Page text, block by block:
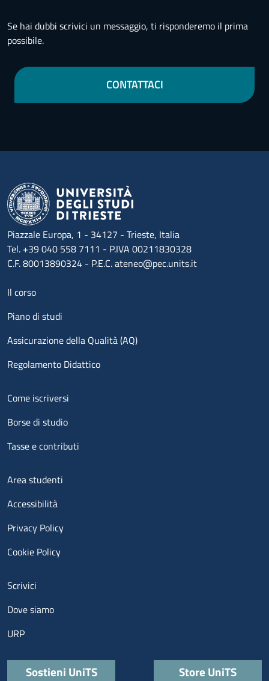
Se hai dubbi scrivici un messaggio, ti risponderemo il prima
possibile.
CONTATTACI
Piazzale Europa, 1 - 34127 - Trieste, Italia
Tel. +39 040 558 7111 - P.IVA 00211830328
C.F. 80013890324 - P.E.C. ateneo@pec.units.it
Menu footer 1
Il corso
Piano di studi
Assicurazione della Qualità (AQ)
Regolamento Didattico
Menu footer 2
Come iscriversi
Borse di studio
Tasse e contributi
Menu footer 3
Area studenti
Accessibilità
Privacy Policy
Cookie Policy
Menu contatti
Scrivici
Dove siamo
URP
Quick links
Sostieni UniTS Store UniTS